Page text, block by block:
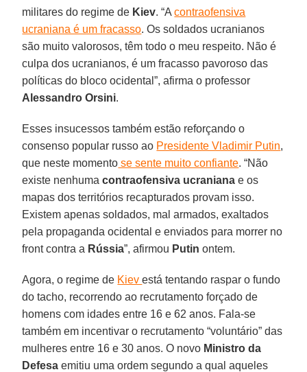
militares do regime de Kiev. “Acontraofensiva
ucraniana é um fracasso. Os soldados ucranianos
são muito valorosos, têm todo o meu respeito. Não é
culpa dos ucranianos, é um fracasso pavoroso das
políticas do bloco ocidental”, afirma o professor
Alessandro Orsini.
Esses insucessos também estão reforçando o
consenso popular russo ao Presidente Vladimir Putin,
que neste momento se sente muito confiante. “Não
existe nenhumacontraofensiva ucraniana e os
mapas dos territórios recapturados provam isso.
Existem apenas soldados, mal armados, exaltados
pela propaganda ocidental e enviados para morrer no
front contra a Rússia”, afirmou Putin ontem.
Agora, o regime de Kievestá tentando raspar o fundo
do tacho, recorrendo ao recrutamento forçado de
homens com idades entre 16 e 62 anos. Fala-se
também em incentivar o recrutamento “voluntário” das
mulheres entre 16 e 30 anos. O novo Ministro da
Defesa emitiu uma ordem segundo a qual aqueles